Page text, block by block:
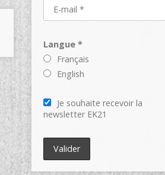
Langue *
Français
English
Je souhaite recevoir la
newsletter EK21